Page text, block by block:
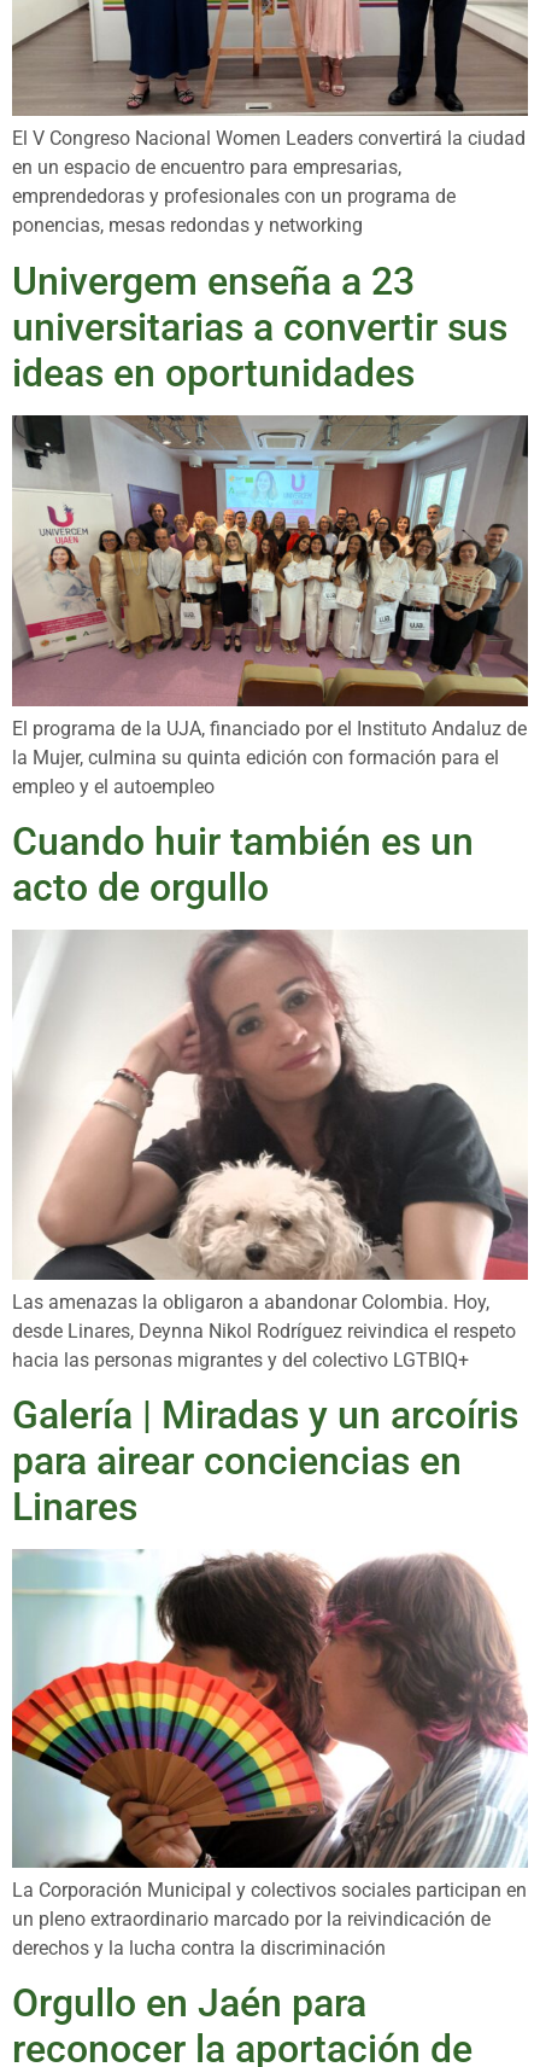
El V Congreso Nacional Women Leaders convertirá la ciudad
en un espacio de encuentro para empresarias,
emprendedoras y profesionales con un programa de
ponencias, mesas redondas y networking
Univergem enseña a 23
universitarias a convertir sus
ideas en oportunidades
El programa de la UJA, financiado por el Instituto Andaluz de
la Mujer, culmina su quinta edición con formación para el
empleo y el autoempleo
Cuando huir también es un
acto de orgullo
Las amenazas la obligaron a abandonar Colombia. Hoy,
desde Linares, Deynna Nikol Rodríguez reivindica el respeto
hacia las personas migrantes y del colectivo LGTBIQ+
Galería | Miradas y un arcoíris
para airear conciencias en
Linares
La Corporación Municipal y colectivos sociales participan en
un pleno extraordinario marcado por la reivindicación de
derechos y la lucha contra la discriminación
Orgullo en Jaén para
reconocer la aportación de